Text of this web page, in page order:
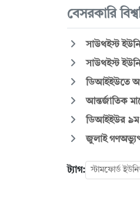
বেসরকারি
সাউথইস্ট
সাউথইস্ট
ডিআইইউতে
আন্তর্জাতিক
ডিআইইউর ৯ম
জুলাই
ট্যাগ: স্টামফোর্ড